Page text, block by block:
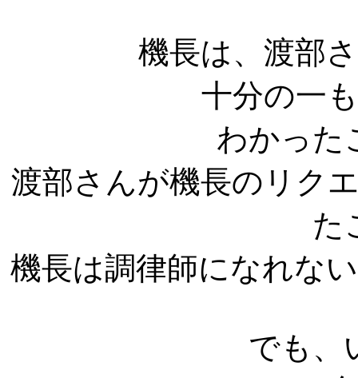
機長は、渡部
十分の一
わかった
渡部さんが機長のリク
た
機長は調律師になれな
でも、